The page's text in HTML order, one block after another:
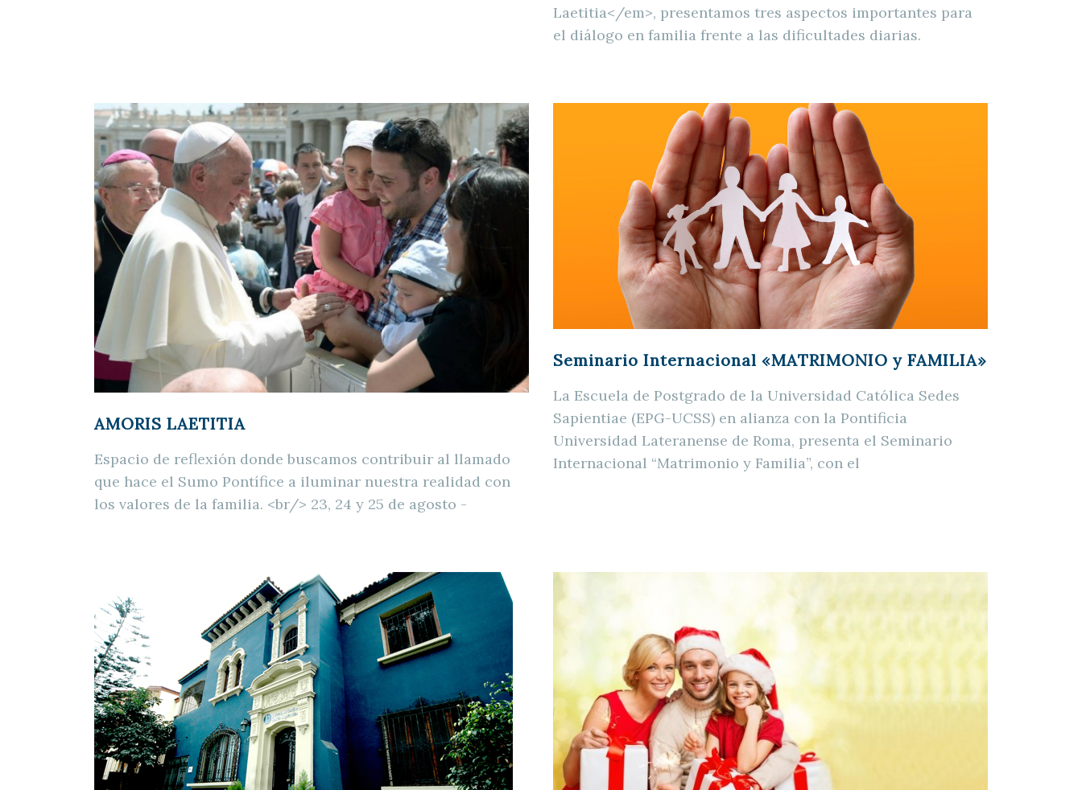
Laetitia</em>, presentamos tres aspectos importantes para
el diálogo en familia frente a las dificultades diarias.
AMORIS LAETITIA
Espacio de reflexión donde buscamos contribuir al llamado
que hace el Sumo Pontífice a iluminar nuestra realidad con
los valores de la familia. <br/> 23, 24 y 25 de agosto -
Seminario Internacional «MATRIMONIO y FAMILIA»
La Escuela de Postgrado de la Universidad Católica Sedes
Sapientiae (EPG-UCSS) en alianza con la Pontificia
Universidad Lateranense de Roma, presenta el Seminario
Internacional “Matrimonio y Familia”, con el